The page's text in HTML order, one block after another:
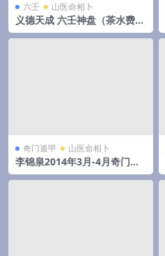
六壬 山医命相卜
义德天成 六壬神盘（茶水费）
8集视频 百度云下载！
奇门遁甲 山医命相卜
李锦泉2014年3月-4月奇门遁
甲培训录音+教材pdf 移动网
盘下载！